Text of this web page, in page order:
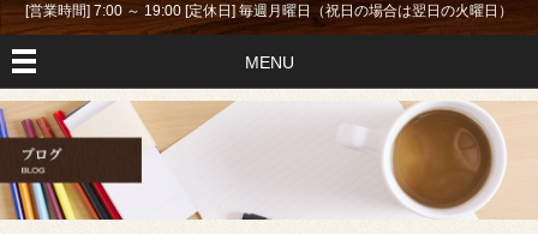
[営業時間] 7:00 ～ 19:00 [定休日] 毎週月曜日（祝日の場合は翌日の火曜日）
MENU